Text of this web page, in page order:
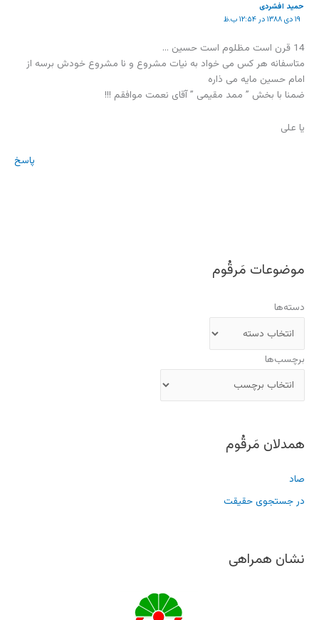
حمید افشردی
۱۹ دی ۱۳۸۸ در ۱۲:۵۴ ب.ظ
14 قرن است مظلوم است حسین …
متاسفانه هر کس می خواد به نیات مشروع و نا مشروع خودش برسه از
امام حسین مایه می ذاره
ضمنا با بخش ” ممد مقیمی ” آقای نعمت موافقم !!!
یا علی
پاسخ
موضوعات مَرقُوم
دسته‌ها
برچسب‌ها
همدلان مَرقُوم
صاد
در جستجوی حقیقت
نشان همراهی